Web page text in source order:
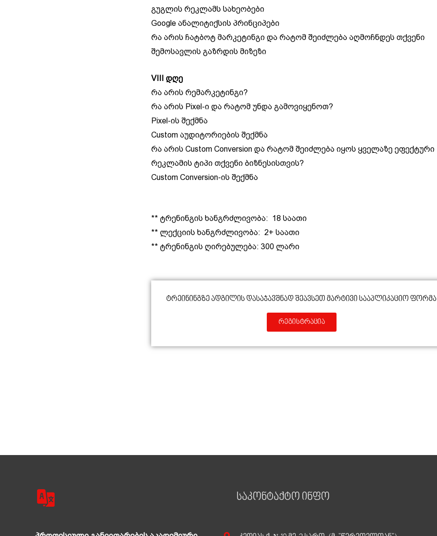
გუგლის რეკლამს სახეობები
Google ანალიტიქსის პრინციპები
რა არის ჩატბოტ მარკეტინგი და რატომ შეიძლება აღმოჩნდეს თქვენი
შემოსავლის გაზრდის მიზეზი
VIII დღე
რა არის რემარკეტინგი?
რა არის Pixel-ი და რატომ უნდა გამოვიყენოთ?
Pixel-ის შექმნა
Custom აუდიტორიების შექმნა
რა არის Custom Conversion და რატომ შეიძლება იყოს ყველაზე ეფექტური
რეკლამის ტიპი თქვენი ბიზნესისთვის?
Custom Conversion-ის შექმნა
** ტრენინგის ხანგრძლივობა: 18 საათი
** ლექციის ხანგრძლივობა: 2+ საათი
** ტრენინგის ღირებულება: 300 ლარი
Ტრეინინგზე Ადგილის Დასაჯავშნად Შეავსეთ Მარტივი Სააპლიკაციო Ფორმა
რეგისტრაცია
საკონტაქტო ინფო